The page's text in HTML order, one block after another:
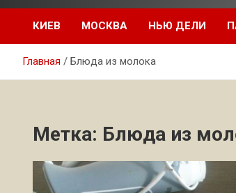
КИЕВ МОСКВА НЬЮ ДЕЛИ
Главная Блюда из молока
Метка: Блюда из